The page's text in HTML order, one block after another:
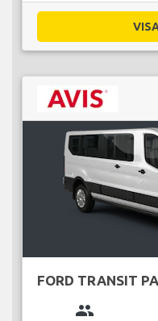
FORD TRANSIT
group